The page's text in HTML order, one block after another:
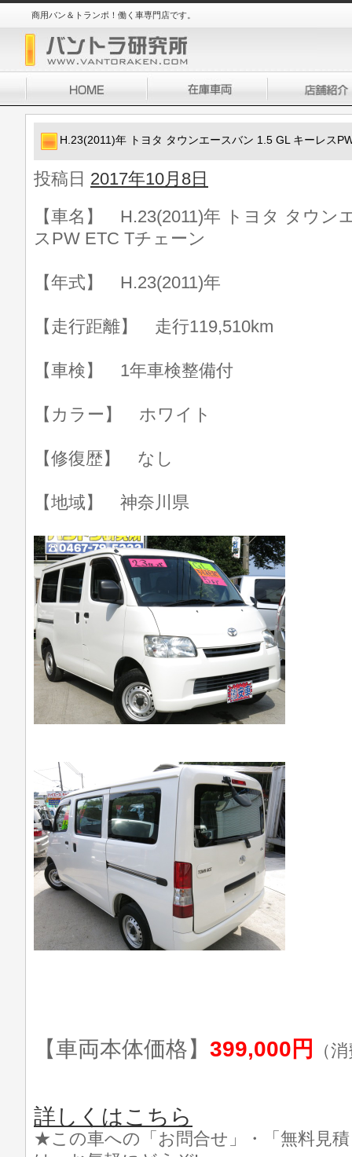
商用バン＆トランポ！働く車専門店です。
H.23(2011)年 トヨタ タウンエースバン 1.5 GL キーレス
投稿日 2017年10月8日
【車名】 H.23(2011)年 トヨタ タウン
スPW ETC Tチェーン
【年式】 H.23(2011)年
【走行距離】 走行119,510km
【車検】 1年車検整備付
【カラー】 ホワイト
【修復歴】 なし
【地域】 神奈川県
【車両本体価格】 399,000円 （
詳しくはこちら
★この車への「お問合せ」・「無料見